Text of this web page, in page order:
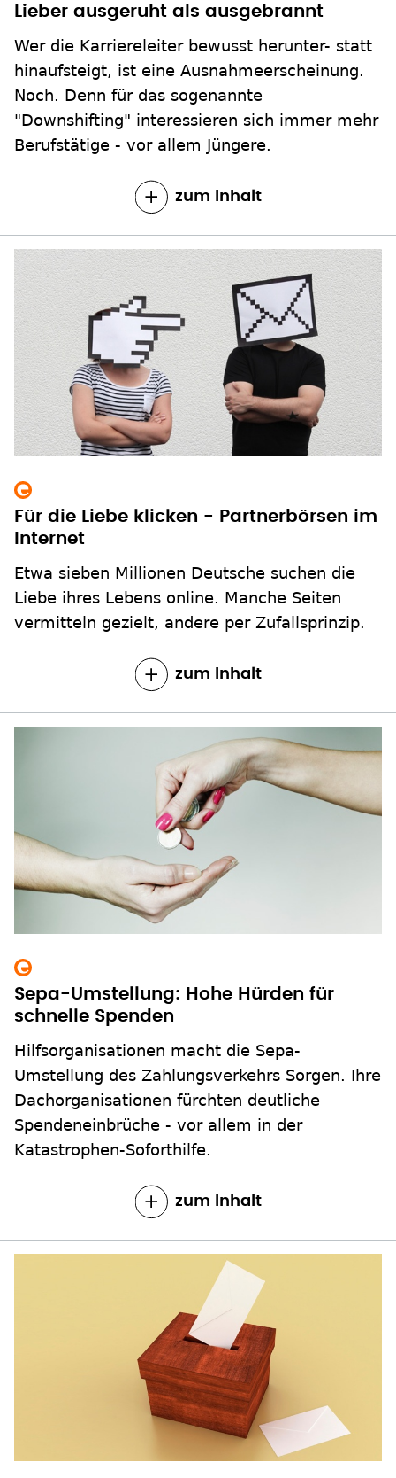
Lieber ausgeruht als ausgebrannt
Wer die Karriereleiter bewusst herunter- statt
hinaufsteigt, ist eine Ausnahmeerscheinung.
Noch. Denn für das sogenannte
"Downshifting" interessieren sich immer mehr
Berufstätige - vor allem Jüngere.
zum Inhalt
Für die Liebe klicken - Partnerbörsen im
Internet
Etwa sieben Millionen Deutsche suchen die
Liebe ihres Lebens online. Manche Seiten
vermitteln gezielt, andere per Zufallsprinzip.
zum Inhalt
Sepa-Umstellung: Hohe Hürden für
schnelle Spenden
Hilfsorganisationen macht die Sepa-
Umstellung des Zahlungsverkehrs Sorgen. Ihre
Dachorganisationen fürchten deutliche
Spendeneinbrüche - vor allem in der
Katastrophen-Soforthilfe.
zum Inhalt